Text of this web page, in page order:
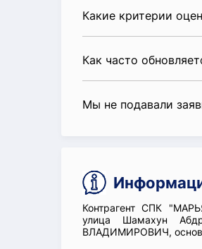
Какие критерии
Как часто
Мы не подавали
Контрагент СПК
улица Шамахун
ВЛАДИМИРОВИЧ,